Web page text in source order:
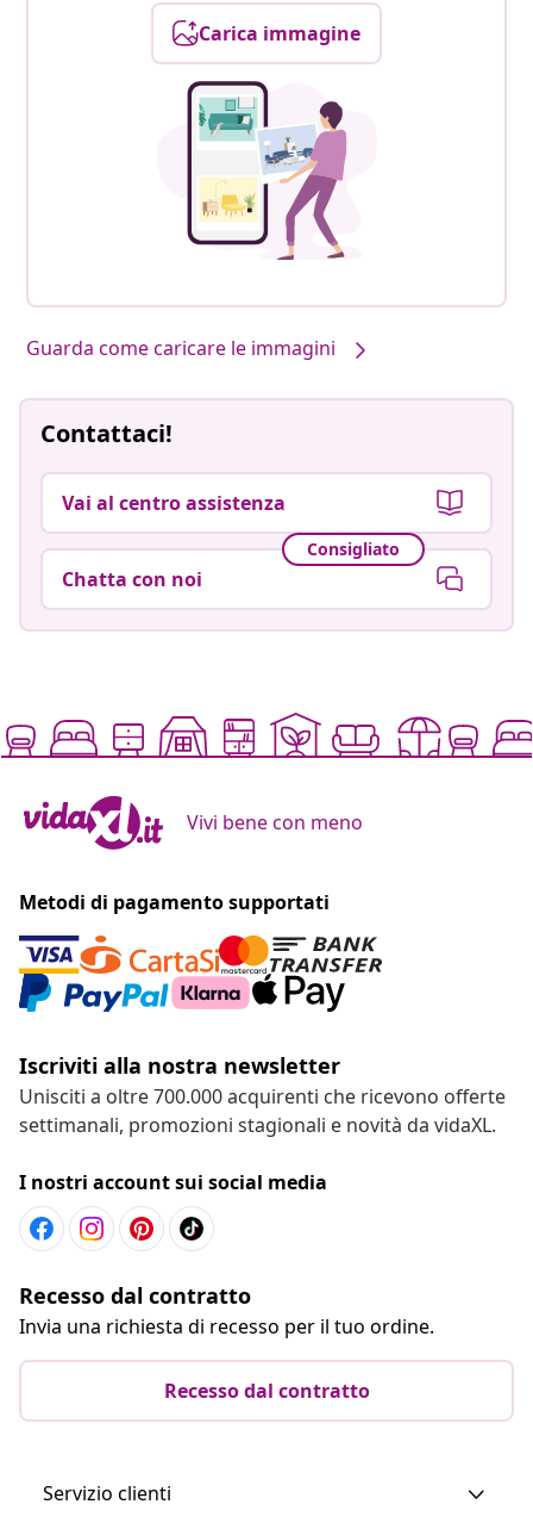
Carica immagine
Guarda come caricare le immagini
Contattaci!
Vai al centro assistenza
Consigliato
Chatta con noi
Vivi bene con meno
Metodi di pagamento supportati
Iscriviti alla nostra newsletter
Unisciti a oltre 700.000 acquirenti che ricevono offerte
settimanali, promozioni stagionali e novità da vidaXL.
I nostri account sui social media
Recesso dal contratto
Invia una richiesta di recesso per il tuo ordine.
Recesso dal contratto
Servizio clienti